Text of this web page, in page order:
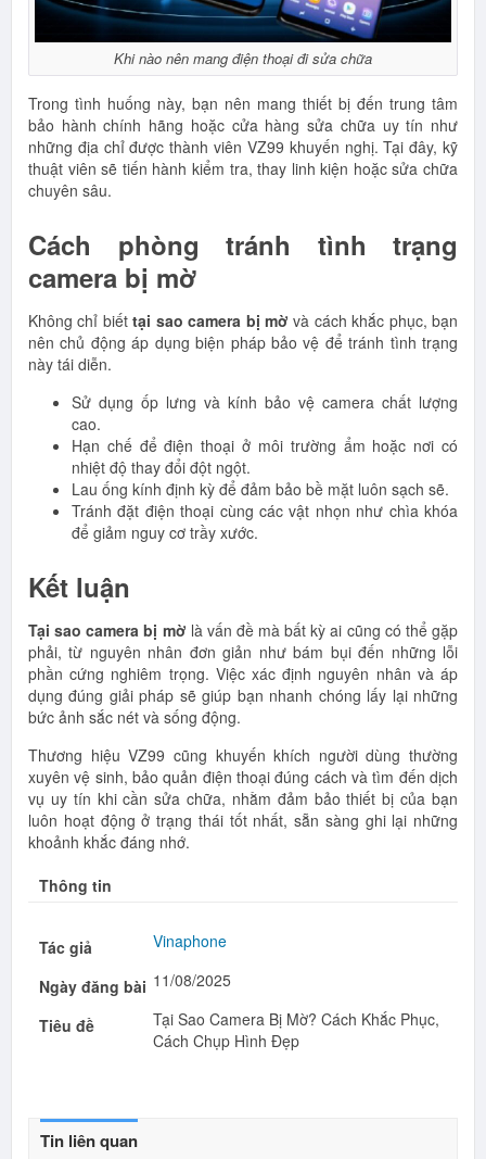
Khi nào nên mang điện thoại đi sửa chữa
Trong tình huống này, bạn nên mang thiết bị đến trung tâm
bảo hành chính hãng hoặc cửa hàng sửa chữa uy tín như
những địa chỉ được thành viên VZ99 khuyến nghị. Tại đây, kỹ
thuật viên sẽ tiến hành kiểm tra, thay linh kiện hoặc sửa chữa
chuyên sâu.
Cách phòng tránh tình trạng
camera bị mờ
Không chỉ biếttại sao camera bị mờ và cách khắc phục, bạn
nên chủ động áp dụng biện pháp bảo vệ để tránh tình trạng
này tái diễn.
Sử dụng ốp lưng và kính bảo vệ camera chất lượng
cao.
Hạn chế để điện thoại ở môi trường ẩm hoặc nơi có
nhiệt độ thay đổi đột ngột.
Lau ống kính định kỳ để đảm bảo bề mặt luôn sạch sẽ.
Tránh đặt điện thoại cùng các vật nhọn như chìa khóa
để giảm nguy cơ trầy xước.
Kết luận
Tại sao camera bị mờ là vấn đề mà bất kỳ ai cũng có thể gặp
phải, từ nguyên nhân đơn giản như bám bụi đến những lỗi
phần cứng nghiêm trọng. Việc xác định nguyên nhân và áp
dụng đúng giải pháp sẽ giúp bạn nhanh chóng lấy lại những
bức ảnh sắc nét và sống động.
Thương hiệu VZ99 cũng khuyến khích người dùng thường
xuyên vệ sinh, bảo quản điện thoại đúng cách và tìm đến dịch
vụ uy tín khi cần sửa chữa, nhằm đảm bảo thiết bị của bạn
luôn hoạt động ở trạng thái tốt nhất, sẵn sàng ghi lại những
khoảnh khắc đáng nhớ.
Thông tin
Tác giả Vinaphone
Ngày đăng bài 11/08/2025
Tiêu đề
Tại Sao Camera Bị Mờ? Cách Khắc Phục,
Cách Chụp Hình Đẹp
Tin liên quan